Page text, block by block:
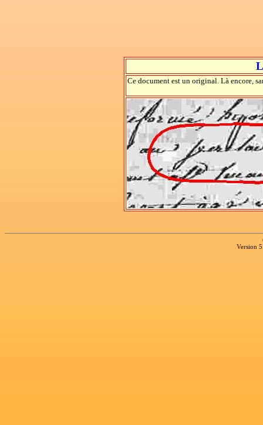
Ce document est un original. Là encore,
Version